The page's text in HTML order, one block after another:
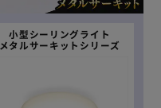
小型シーリングライト
メタルサーキットシリーズ